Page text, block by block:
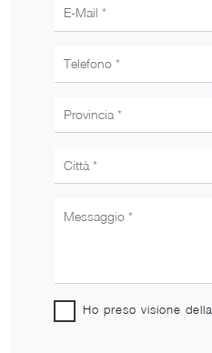
Ho preso visione della